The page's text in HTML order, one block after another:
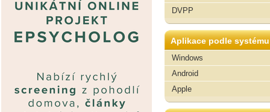
DVPP
Aplikace podle systému
Windows
Android
Apple